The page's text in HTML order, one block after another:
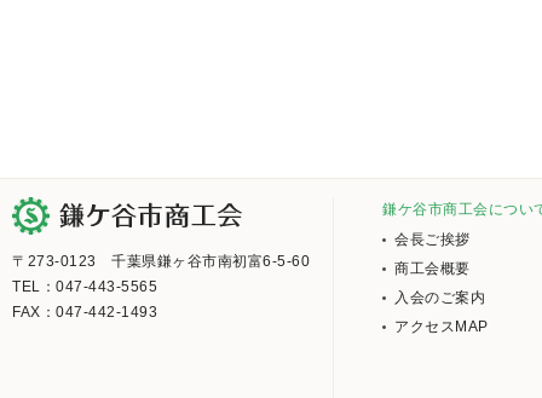
〒273-0123 千葉県鎌ヶ谷市南初富6-5-60
TEL：047-443-5565
FAX：047-442-1493
鎌ケ谷市商工会につい
会長ご挨拶
商工会概要
入会のご案内
アクセスMAP